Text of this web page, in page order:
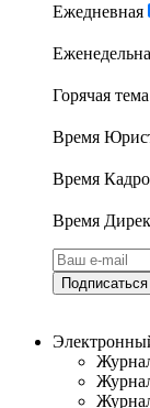
Ежедневная
Горячая тема
Время
Время
Время
Подписаться